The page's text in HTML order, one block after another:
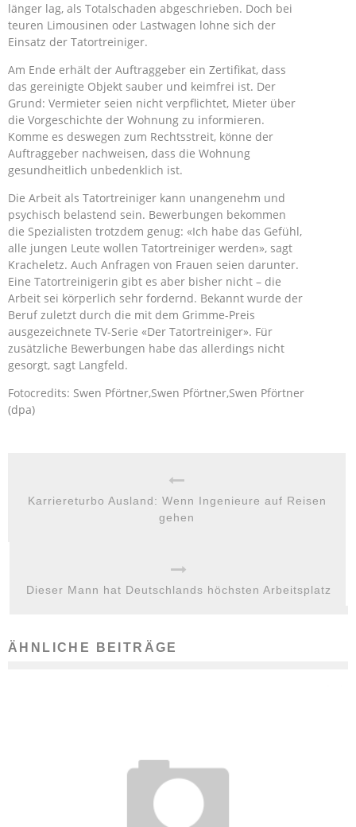
länger lag, als Totalschaden abgeschrieben. Doch bei
teuren Limousinen oder Lastwagen lohne sich der
Einsatz der Tatortreiniger.
Am Ende erhält der Auftraggeber ein Zertifikat, dass
das gereinigte Objekt sauber und keimfrei ist. Der
Grund: Vermieter seien nicht verpflichtet, Mieter über
die Vorgeschichte der Wohnung zu informieren.
Komme es deswegen zum Rechtsstreit, könne der
Auftraggeber nachweisen, dass die Wohnung
gesundheitlich unbedenklich ist.
Die Arbeit als Tatortreiniger kann unangenehm und
psychisch belastend sein. Bewerbungen bekommen
die Spezialisten trotzdem genug: «Ich habe das Gefühl,
alle jungen Leute wollen Tatortreiniger werden», sagt
Kracheletz. Auch Anfragen von Frauen seien darunter.
Eine Tatortreinigerin gibt es aber bisher nicht – die
Arbeit sei körperlich sehr fordernd. Bekannt wurde der
Beruf zuletzt durch die mit dem Grimme-Preis
ausgezeichnete TV-Serie «Der Tatortreiniger». Für
zusätzliche Bewerbungen habe das allerdings nicht
gesorgt, sagt Langfeld.
Fotocredits: Swen Pförtner,Swen Pförtner,Swen Pförtner
(dpa)
Karriereturbo Ausland: Wenn Ingenieure auf Reisen
gehen
Dieser Mann hat Deutschlands höchsten Arbeitsplatz
ÄHNLICHE BEITRÄGE